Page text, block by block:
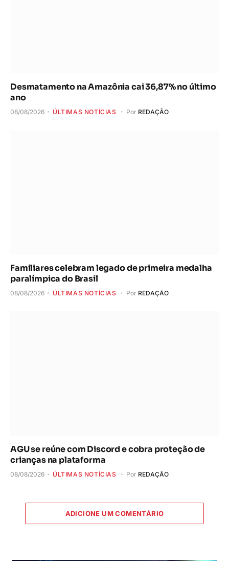
Desmatamento na Amazônia cai 36,87% no último
ano
08/08/2026 ÚLTIMAS NOTÍCIAS Por REDAÇÃO
Familiares celebram legado de primeira medalha
paralímpica do Brasil
08/08/2026 ÚLTIMAS NOTÍCIAS Por REDAÇÃO
AGU se reúne com Discord e cobra proteção de
crianças na plataforma
08/08/2026 ÚLTIMAS NOTÍCIAS Por REDAÇÃO
ADICIONE UM COMENTÁRIO